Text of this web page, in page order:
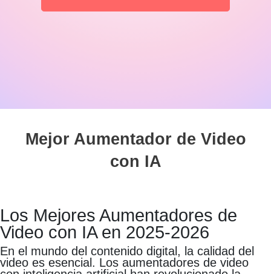
Mejor Aumentador de Video
con IA
Los Mejores Aumentadores de
Video con IA en 2025-2026
En el mundo del contenido digital, la calidad del
video es esencial. Los aumentadores de video